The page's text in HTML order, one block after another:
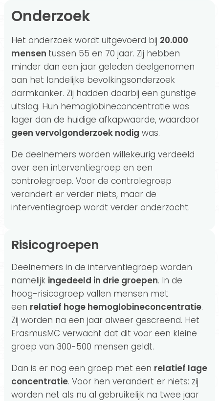
Onderzoek
Het onderzoek wordt uitgevoerd bij 20.000
mensen tussen 55 en 70 jaar. Zij hebben
minder dan een jaar geleden deelgenomen
aan het landelijke bevolkingsonderzoek
darmkanker. Zij hadden daarbij een gunstige
uitslag. Hun hemoglobineconcentratie was
lager dan de huidige afkapwaarde, waardoor
geen vervolgonderzoek nodig was.
De deelnemers worden willekeurig verdeeld
over een interventiegroep en een
controlegroep. Voor de controlegroep
verandert er verder niets, maar de
interventiegroep wordt verder onderzocht.
Risicogroepen
Deelnemers in de interventiegroep worden
namelijk ingedeeld in drie groepen. In de
hoog-risicogroep vallen mensen met
een relatief hoge hemoglobineconcentratie.
Zij worden na een jaar alweer gescreend. Het
ErasmusMC verwacht dat dit voor een kleine
groep van 300-500 mensen geldt.
Dan is er nog een groep met een relatief lage
concentratie. Voor hen verandert er niets: zij
worden net als nu al gebruikelijk na twee jaar